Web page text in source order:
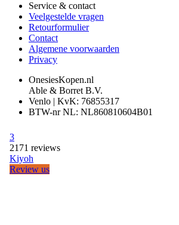
Service & contact
Veelgestelde vragen
Retourformulier
Contact
Algemene voorwaarden
Privacy
OnesiesKopen.nl
Able & Borret B.V.
Venlo | KvK: 76855317
BTW-nr NL: NL860810604B01